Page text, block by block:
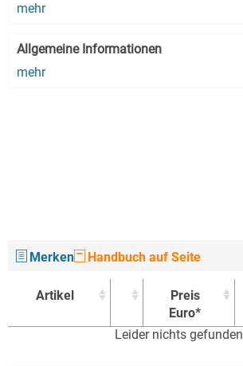
mehr
Allgemeine Informationen
mehr
Merken Handbuch auf Seite
Artikel
Preis
Euro*
Preis
Leider nichts gefunden